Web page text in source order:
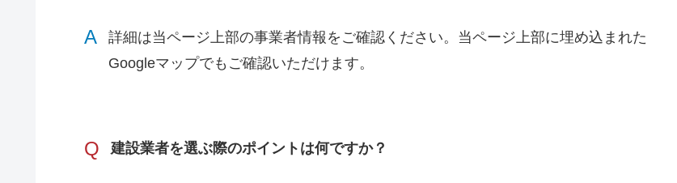
A
詳細は当ページ上部の事業者情報をご確認ください。当ページ上部に埋め込まれた
Googleマップでもご確認いただけます。
Q 建設業者を選ぶ際のポイントは何ですか？